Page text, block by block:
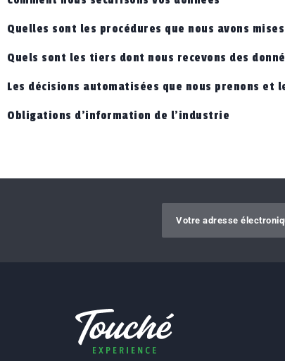
Quelles sont les procédures que nous avons
Quels sont les tiers dont nous recevons des
Les décisions automatisées que nous prenons
Obligations d'information de l'industrie